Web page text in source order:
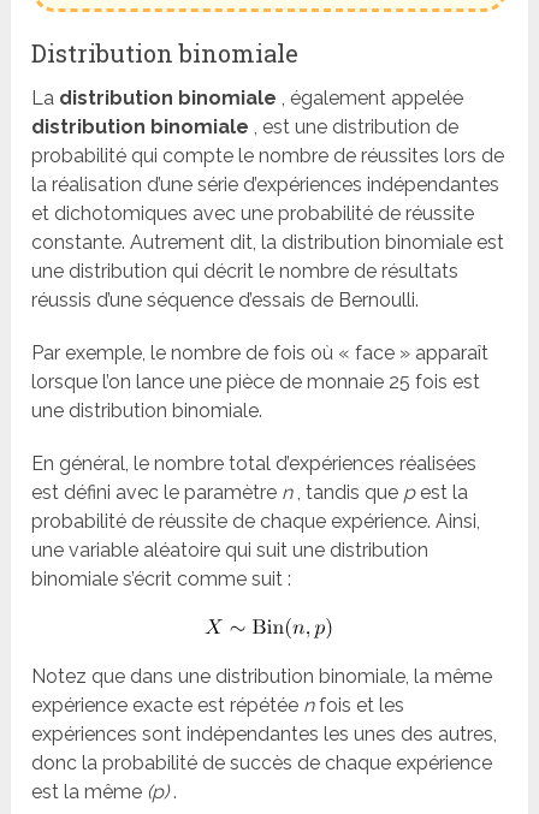
Distribution binomiale
La distribution binomiale , également appelée
distribution binomiale , est une distribution de
probabilité qui compte le nombre de réussites lors de
la réalisation d’une série d’expériences indépendantes
et dichotomiques avec une probabilité de réussite
constante. Autrement dit, la distribution binomiale est
une distribution qui décrit le nombre de résultats
réussis d’une séquence d’essais de Bernoulli.
Par exemple, le nombre de fois où « face » apparaît
lorsque l’on lance une pièce de monnaie 25 fois est
une distribution binomiale.
En général, le nombre total d’expériences réalisées
est défini avec le paramètre n, tandis que pest la
probabilité de réussite de chaque expérience. Ainsi,
une variable aléatoire qui suit une distribution
binomiale s’écrit comme suit :
Notez que dans une distribution binomiale, la même
expérience exacte est répétée nfois et les
expériences sont indépendantes les unes des autres,
donc la probabilité de succès de chaque expérience
est la même (p).